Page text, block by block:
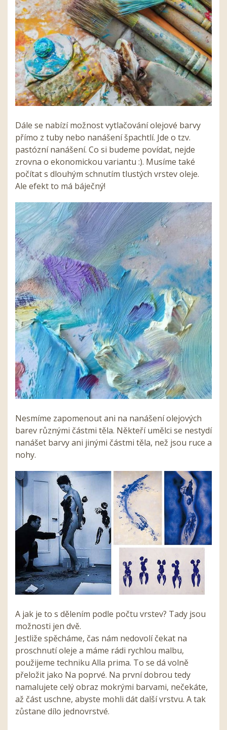
Dále se nabízí možnost vytlačování olejové barvy
přímo z tuby nebo nanášení špachtlí. Jde o tzv.
pastózní nanášení. Co si budeme povídat, nejde
zrovna o ekonomickou variantu :). Musíme také
počítat s dlouhým schnutím tlustých vrstev oleje.
Ale efekt to má báječný!
Nesmíme zapomenout ani na nanášení olejových
barev různými částmi těla. Někteří umělci se nestydí
nanášet barvy ani jinými částmi těla, než jsou ruce a
nohy.
A jak je to s dělením podle počtu vrstev? Tady jsou
možnosti jen dvě.
Jestliže spěcháme, čas nám nedovolí čekat na
proschnutí oleje a máme rádi rychlou malbu,
použijeme techniku Alla prima. To se dá volně
přeložit jako Na poprvé. Na první dobrou tedy
namalujete celý obraz mokrými barvami, nečekáte,
až část uschne, abyste mohli dát další vrstvu. A tak
zůstane dílo jednovrstvé.